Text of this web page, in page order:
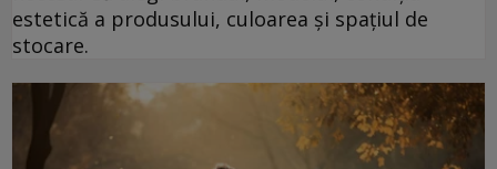
estetică a produsului, culoarea și spațiul de
stocare.